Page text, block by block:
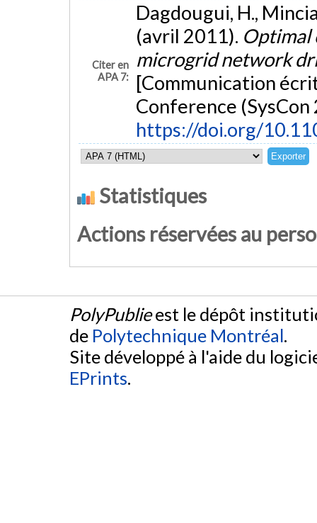
Citer en
APA 7:
Dagdougui, H.,
(avril 2011). Optimal
microgrid network
[Communication
Conference
https://doi.org/
Statistiques
Actions réservées au
PolyPublieest le dépôt
de Polytechnique Montréal.
Site développé à l'aide du
EPrints.